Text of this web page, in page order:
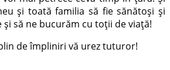
și toată familia să fie sănătoși și
să ne bucurăm cu toții de viață!
de împliniri vă urez tuturor!